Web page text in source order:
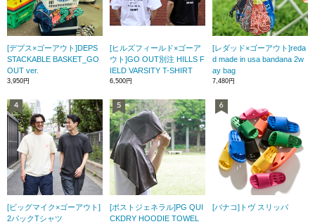
[デプス×ゴーアウト]DEPS
STACKABLE BASKET_GO
OUT ver.
3,950円
[ヒルズフィールド×ゴーア
ウト]GO OUT別注 HILLS F
IELD VARSITY T-SHIRT
6,500円
[レダッド×ゴーアウト]reda
d made in usa bandana 2w
ay bag
7,480円
[ビッグマイク×ゴーアウト]
2パックTシャツ
[ポストジェネラル]PG QUI
CKDRY HOODIE TOWEL
[バナコ]トヴ スリッパ